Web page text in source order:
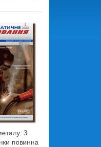
З
повинна